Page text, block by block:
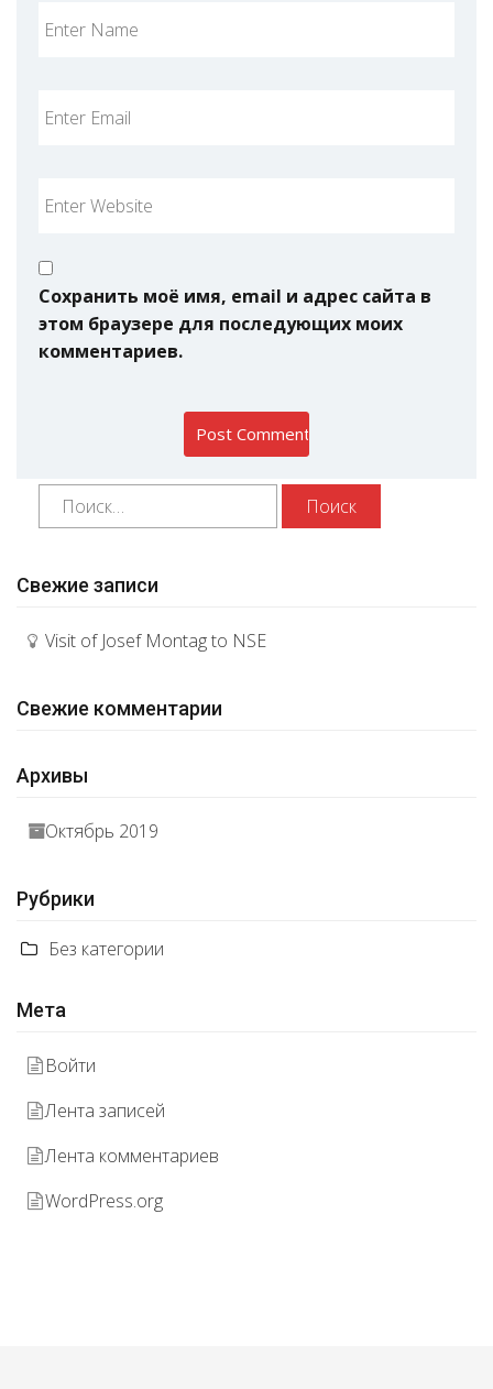
Сохранить моё имя, email и адрес сайта в
этом браузере для последующих моих
комментариев.
Свежие записи
Visit of Josef Montag to NSE
Свежие комментарии
Архивы
Октябрь 2019
Рубрики
Без категории
Мета
Войти
Лента записей
Лента комментариев
WordPress.org